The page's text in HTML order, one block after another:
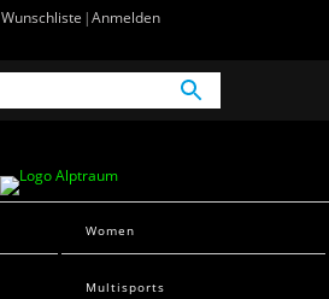
Wunschliste Anmelden
Women
Multisports